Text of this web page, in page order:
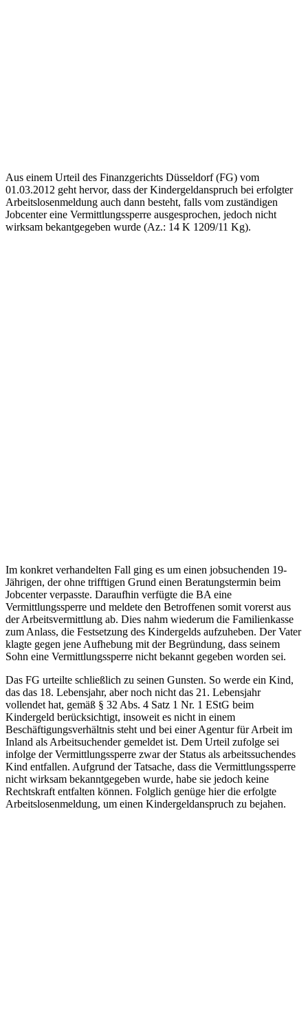
Aus einem Urteil des Finanzgerichts Düsseldorf (FG) vom
01.03.2012 geht hervor, dass der Kindergeldanspruch bei erfolgter
Arbeitslosenmeldung auch dann besteht, falls vom zuständigen
Jobcenter eine Vermittlungssperre ausgesprochen, jedoch nicht
wirksam bekantgegeben wurde (Az.: 14 K 1209/11 Kg).
Im konkret verhandelten Fall ging es um einen jobsuchenden 19-
Jährigen, der ohne trifftigen Grund einen Beratungstermin beim
Jobcenter verpasste. Daraufhin verfügte die BA eine
Vermittlungssperre und meldete den Betroffenen somit vorerst aus
der Arbeitsvermittlung ab. Dies nahm wiederum die Familienkasse
zum Anlass, die Festsetzung des Kindergelds aufzuheben. Der Vater
klagte gegen jene Aufhebung mit der Begründung, dass seinem
Sohn eine Vermittlungssperre nicht bekannt gegeben worden sei.
Das FG urteilte schließlich zu seinen Gunsten. So werde ein Kind,
das das 18. Lebensjahr, aber noch nicht das 21. Lebensjahr
vollendet hat, gemäß § 32 Abs. 4 Satz 1 Nr. 1 EStG beim
Kindergeld berücksichtigt, insoweit es nicht in einem
Beschäftigungsverhältnis steht und bei einer Agentur für Arbeit im
Inland als Arbeitsuchender gemeldet ist. Dem Urteil zufolge sei
infolge der Vermittlungssperre zwar der Status als arbeitssuchendes
Kind entfallen. Aufgrund der Tatsache, dass die Vermittlungssperre
nicht wirksam bekanntgegeben wurde, habe sie jedoch keine
Rechtskraft entfalten können. Folglich genüge hier die erfolgte
Arbeitslosenmeldung, um einen Kindergeldanspruch zu bejahen.